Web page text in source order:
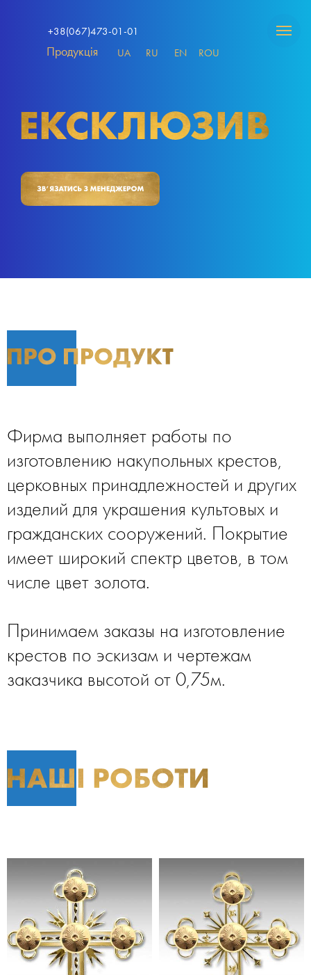
+38(067)473-01-01
UA
RU EN ROU
Продукція
Фирма выполняет работы по
изготовлению накупольных крестов,
церковных принадлежностей и других
изделий для украшения культовых и
гражданских сооружений. Покрытие
имеет широкий спектр цветов, в том
числе цвет золота.
Принимаем заказы на изготовление
крестов по эскизам и чертежам
заказчика высотой от 0,75м.